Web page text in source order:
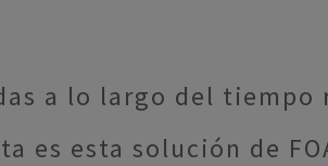
a lo largo del tiempo
esta solución de